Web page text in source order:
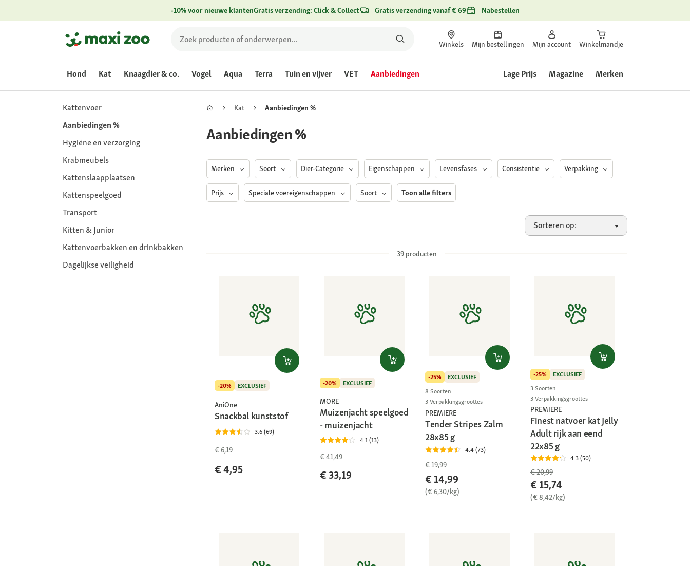
-10% voor nieuwe klantenGratis verzending: Click & Collect Gratis verzending vanaf € 69 Nabestellen
Winkels Mijn bestellingen Mijn account Winkelmandje
Hond Kat Knaagdier & co. Vogel Aqua Terra Tuin en vijver VET Aanbiedingen Lage Prijs Magazine Merken
Kattenvoer
Aanbiedingen %
Hygiëne en verzorging
Krabmeubels
Kattenslaapplaatsen
Kattenspeelgoed
Transport
Kitten & Junior
Kattenvoerbakken en drinkbakken
Dagelijkse veiligheid
Kat Aanbiedingen %
Aanbiedingen %
Merken Soort Dier-Categorie Eigenschappen Levensfases Consistentie Verpakking
Prijs Speciale voereigenschappen Soort Toon alle filters
Sorteren op:
39 producten
-20% EXCLUSIEF
AniOne
Snackbal kunststof
3.6 (69)
€ 6,19
€ 4,95
-20% EXCLUSIEF
MORE
Muizenjacht speelgoed
- muizenjacht
4.1 (13)
€ 41,49
€ 33,19
-25%
EXCLUSIEF
8 Soorten
3 Verpakkingsgroottes
PREMIERE
Tender Stripes Zalm
28x85 g
4.4 (73)
€ 19,99
€ 14,99
(€ 6,30/kg)
-25%
EXCLUSIEF
3 Soorten
3 Verpakkingsgroottes
PREMIERE
Finest natvoer kat Jelly
Adult rijk aan eend
22x85 g
4.3 (50)
€ 20,99
€ 15,74
(€ 8,42/kg)